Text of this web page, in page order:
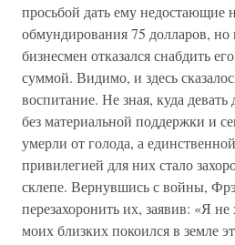
просьбой дать ему недостающие
обмундирования 75 долларов,
бизнесмен отказался снабдить
суммой. Видимо, и здесь
воспитание. Не зная, куда
без материальной поддержки и
умерли от голода, а
привилегией для них стало
склепе. Вернувшись с войны,
перезахоронить их, заявив: «Я
моих близких покоился в земле